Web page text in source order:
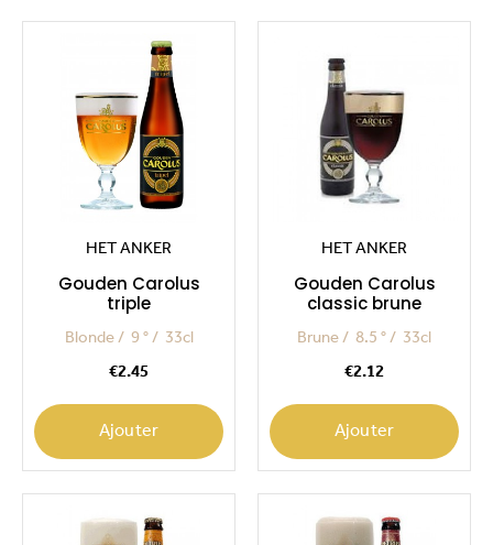
HET ANKER
Gouden Carolus
triple
Blonde 9 ° 33cl
€2.45
Ajouter
HET ANKER
Gouden Carolus
classic brune
Brune 8.5 ° 33cl
€2.12
Ajouter